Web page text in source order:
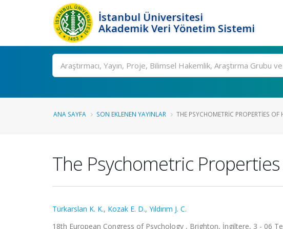
İstanbul Üniversitesi
Akademik Veri Yönetim Sistemi
Ara
ANA SAYFA SON EKLENEN YAYINLAR THE PSYCHOMETRIC PROPERTIES OF
The Psychometric
Türkarslan K. K., Kozak E. D., Yıldırım J. C.
18th European Congress of Psychology , Brighton, İngiltere, 3 - 06